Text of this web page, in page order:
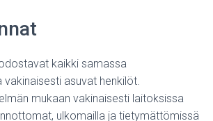
kaikki samassa
vakinaisesti asuvat henkilöt.
mukaan vakinaisesti laitoksissa
ulkomailla ja tietymättömissä